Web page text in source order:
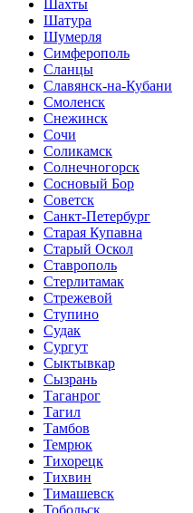
Шахты
Шатура
Шумерля
Симферополь
Сланцы
Славянск-на-Кубани
Смоленск
Снежинск
Сочи
Соликамск
Солнечногорск
Сосновый Бор
Советск
Санкт-Петербург
Старая Купавна
Старый Оскол
Ставрополь
Стерлитамак
Стрежевой
Ступино
Судак
Сургут
Сыктывкар
Сызрань
Таганрог
Тагил
Тамбов
Темрюк
Тихорецк
Тихвин
Тимашевск